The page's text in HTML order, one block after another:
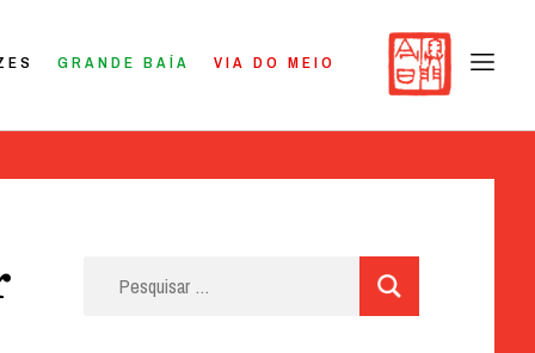
GRANDE BAÍA VIA DO MEIO